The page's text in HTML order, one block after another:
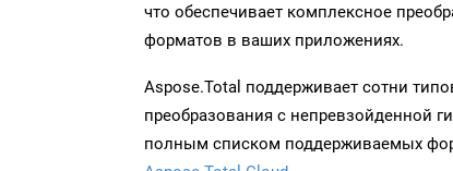
что обеспечивает комплексное
форматов в ваших приложениях.
Aspose.Total поддерживает сотни
преобразования с непревзойденной
полным списком поддерживаемых